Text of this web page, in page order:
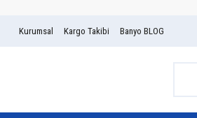
Kurumsal Kargo Takibi Banyo BLOG